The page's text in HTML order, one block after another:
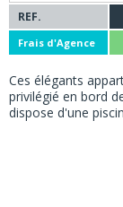
REF.
Frais d'Agence
Ces élégants
privilégié en bord
dispose d'une